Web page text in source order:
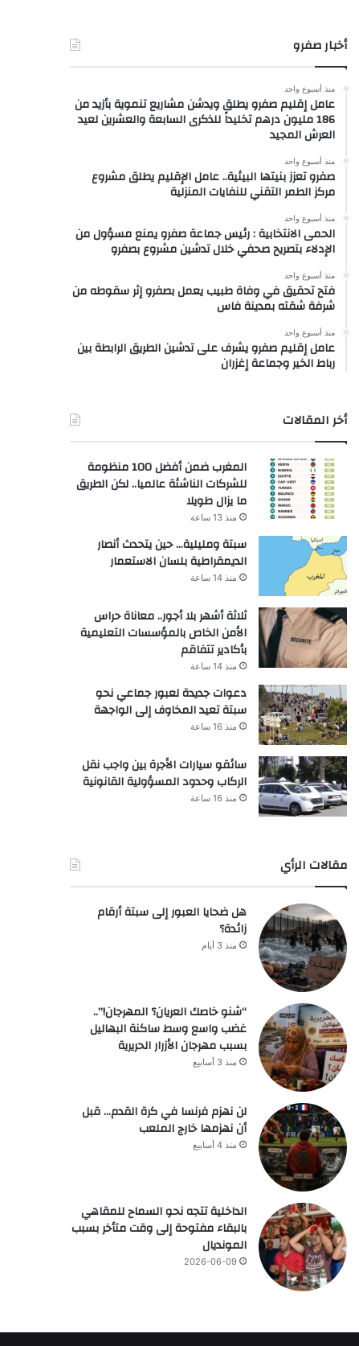
أخبار صفرو
منذ أسبوع واحد
عامل إقليم صفرو يطلق ويدشن مشاريع تنموية بأزيد من
186 مليون درهم تخليداً للذكرى السابعة والعشرين لعيد
العرش المجيد
منذ أسبوع واحد
صفرو تعزز بنيتها البيئية.. عامل الإقليم يطلق مشروع
مركز الطمر التقني للنفايات المنزلية
منذ أسبوع واحد
الحمى الانتخابية : رئيس جماعة صفرو يمنع مسؤول من
الإدلاء بتصريح صحفي خلال تدشين مشروع بصفرو
منذ أسبوع واحد
فتح تحقيق في وفاة طبيب يعمل بصفرو إثر سقوطه من
شرفة شقته بمدينة فاس
منذ أسبوع واحد
عامل إقليم صفرو يشرف على تدشين الطريق الرابطة بين
رباط الخير وجماعة إغزران
أخر المقالات
المغرب ضمن أفضل 100 منظومة
للشركات الناشئة عالميا.. لكن الطريق
ما يزال طويلا
منذ 13 ساعة
سبتة ومليلية… حين يتحدث أنصار
الديمقراطية بلسان الاستعمار
منذ 14 ساعة
ثلاثة أشهر بلا أجور.. معاناة حراس
الأمن الخاص بالمؤسسات التعليمية
بأكادير تتفاقم
منذ 14 ساعة
دعوات جديدة لعبور جماعي نحو
سبتة تعيد المخاوف إلى الواجهة
منذ 16 ساعة
سائقو سيارات الأجرة بين واجب نقل
الركاب وحدود المسؤولية القانونية
منذ 16 ساعة
مقالات الرأي
هل ضحايا العبور إلى سبتة أرقام
زائدة؟
منذ 3 أيام
“شنو خاصك العريان؟ المهرجان!”..
غضب واسع وسط ساكنة البهاليل
بسبب مهرجان الأزرار الحريرية
منذ 3 أسابيع
لن نهزم فرنسا في كرة القدم… قبل
أن نهزمها خارج الملعب
منذ 4 أسابيع
الداخلية تتجه نحو السماح للمقاهي
بالبقاء مفتوحة إلى وقت متأخر بسبب
المونديال
2026-06-09